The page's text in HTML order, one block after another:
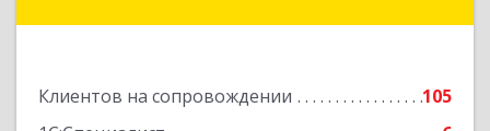
Клиентов на сопровождении
105